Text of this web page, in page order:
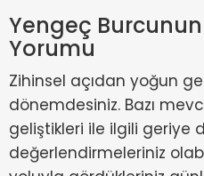
Yengeç
Yorumu
Zihinsel açıdan yoğun
dönemdesiniz. Bazı
geliştikleri ile ilgili geriye
değerlendirmeleriniz